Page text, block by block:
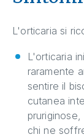
L'orticaria si
L'orticaria
raramente
sentire il
cutanea
chi ne